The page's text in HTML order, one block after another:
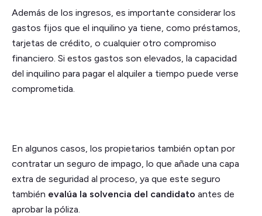
Además de los ingresos, es importante considerar los
gastos fijos que el inquilino ya tiene, como préstamos,
tarjetas de crédito, o cualquier otro compromiso
financiero. Si estos gastos son elevados, la capacidad
del inquilino para pagar el alquiler a tiempo puede verse
comprometida.
En algunos casos, los propietarios también optan por
contratar un seguro de impago, lo que añade una capa
extra de seguridad al proceso, ya que este seguro
también evalúa la solvencia del candidato antes de
aprobar la póliza.